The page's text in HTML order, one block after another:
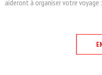
aideront à organiser votre voyage :